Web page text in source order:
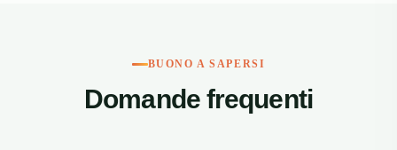
BUONO A SAPERSI
Domande frequenti